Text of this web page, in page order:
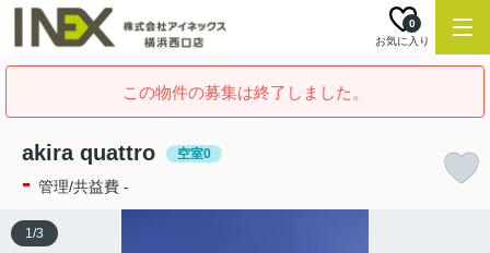
お気に入り
0
この物件の募集は終了しました。
akira quattro 空室0
- 管理/共益費 -
1/3